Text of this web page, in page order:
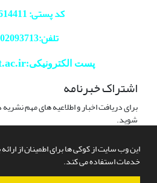
این وب سایت از کوکی ها برای اطمینان از
خدمات استفاده می کند.
کد پستی: 1417614411
تلفن:09002093713
پست الکترونیکی:
اشتراک خبرنامه
برای دریافت اخبار و اطلاعیه های مهم
شوید.